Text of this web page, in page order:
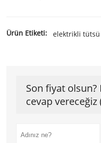
Ürün Etiketi: elektrikli tütsü
Son fiyat olsun?
cevap